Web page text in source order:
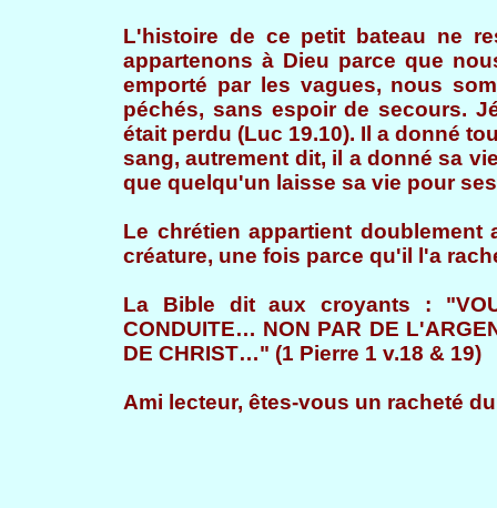
L'histoire de ce petit bateau ne
appartenons à Dieu parce que
emporté par les vagues, nous
péchés, sans espoir de secours.
était perdu (Luc 19.10). Il a donné
sang, autrement dit, il a donné sa
que quelqu'un laisse sa vie pour
Le chrétien appartient
créature, une fois parce qu'il l'a
La Bible dit aux croyants :
CONDUITE… NON PAR DE
DE CHRIST…" (1 Pierre 1 v.18 & 19)
Ami lecteur, êtes-vous un racheté